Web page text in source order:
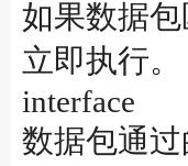
如果数据
立即执行。
interface
数据包通